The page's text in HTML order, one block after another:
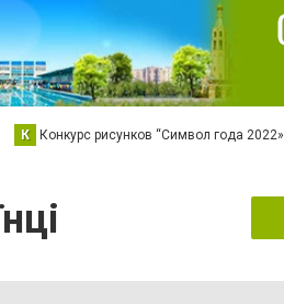
К Конкурс рисунков “Символ года 2022»